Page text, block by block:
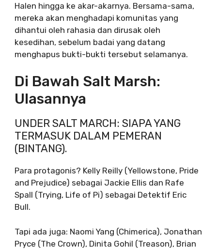
Halen hingga ke akar-akarnya. Bersama-sama,
mereka akan menghadapi komunitas yang
dihantui oleh rahasia dan dirusak oleh
kesedihan, sebelum badai yang datang
menghapus bukti-bukti tersebut selamanya.
Di Bawah Salt Marsh:
Ulasannya
UNDER SALT MARCH: SIAPA YANG
TERMASUK DALAM PEMERAN
(BINTANG).
Para protagonis? Kelly Reilly (Yellowstone, Pride
and Prejudice) sebagai Jackie Ellis dan Rafe
Spall (Trying, Life of Pi) sebagai Detektif Eric
Bull.
Tapi ada juga: Naomi Yang (Chimerica), Jonathan
Pryce (The Crown), Dinita Gohil (Treason), Brian